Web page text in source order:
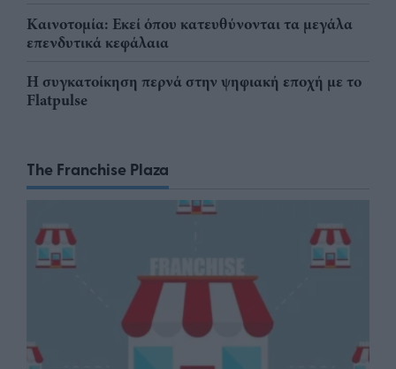
Καινοτομία: Εκεί όπου κατευθύνονται τα μεγάλα
επενδυτικά κεφάλαια
Η συγκατοίκηση περνά στην ψηφιακή εποχή με το
Flatpulse
The Franchise Plaza